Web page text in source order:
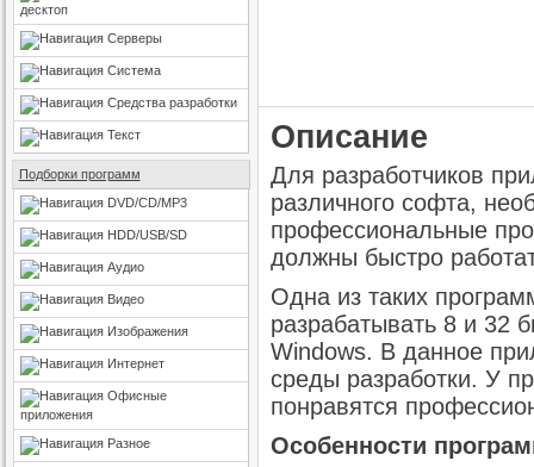
десктоп
Серверы
Система
Средства разработки
Текст
Подборки программ
DVD/CD/MP3
HDD/USB/SD
Аудио
Видео
Изображения
Интернет
Офисные
приложения
Разное
Описание
Для разработчиков
различного софта,
профессиональные
должны быстро
Одна из таких
разрабатывать 8 и 32
Windows. В данное
среды разработки. У
понравятся
Особенности